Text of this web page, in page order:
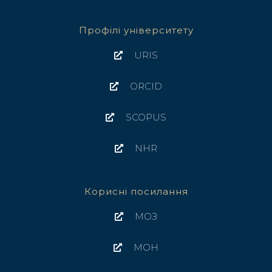
Профілі університету
URIS
ORCID
SCOPUS
NHR
Корисні посилання
МОЗ
МОН